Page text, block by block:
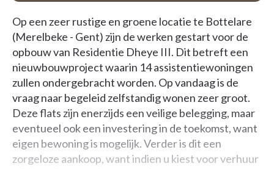
Op een zeer rustige en groene locatie te Bottelare
(Merelbeke - Gent) zijn de werken gestart voor de
opbouw van Residentie Dheye III. Dit betreft een
nieuwbouwproject waarin 14 assistentiewoningen
zullen ondergebracht worden. Op vandaag is de
vraag naar begeleid zelfstandig wonen zeer groot.
Deze flats zijn enerzijds een veilige belegging, maar
eventueel ook een investering in de toekomst, want
eigen bewoning is mogelijk. Verder is dit een
zorgeloze aankoop, want indien u kiest voor verhuur